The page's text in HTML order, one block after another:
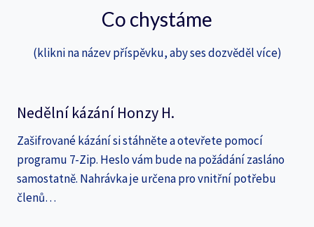
Co chystáme
(klikni na název příspěvku, aby ses dozvěděl více)
Nedělní kázání Honzy H.
Zašifrované kázání si stáhněte a otevřete pomocí
programu 7-Zip. Heslo vám bude na požádání zasláno
samostatně. Nahrávka je určena pro vnitřní potřebu
členů…